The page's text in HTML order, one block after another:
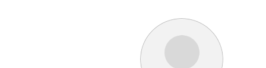
国際協力
災害
北海道・東北